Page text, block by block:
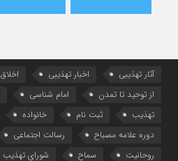
آثار تهذیبی اخبار تهذیبی اخلاق
از توحید تا تمدن
امام شناسی
تهذیب
ثبت نام خانواده
دوره علامه مصباح
رسالت اجتماعی
روحانیت
سماح شورای تهذیب